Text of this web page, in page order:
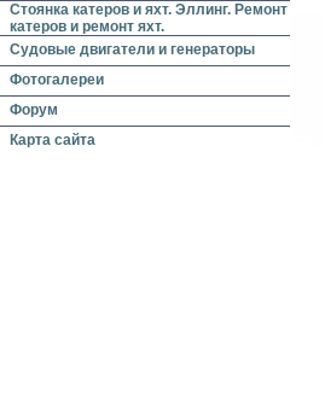
Стоянка катеров и яхт. Эллинг. Ремонт
катеров и ремонт яхт.
Судовые двигатели и генераторы
Фотогалереи
Форум
Карта сайта